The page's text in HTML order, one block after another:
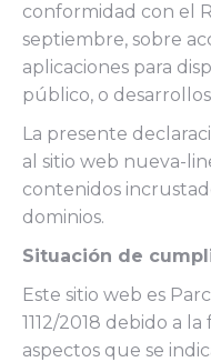
conformidad con el
septiembre, sobre
aplicaciones para
público, o
La presente
al sitio web nueva-
contenidos
dominios.
Situación de
Este sitio web es
1112/2018 debido a
aspectos que se